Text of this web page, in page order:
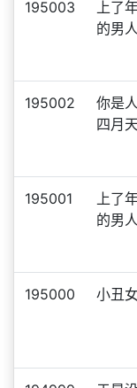
195003
上了
的男人
195002
你是
四月天
195001
上了
的男人
195000 小丑